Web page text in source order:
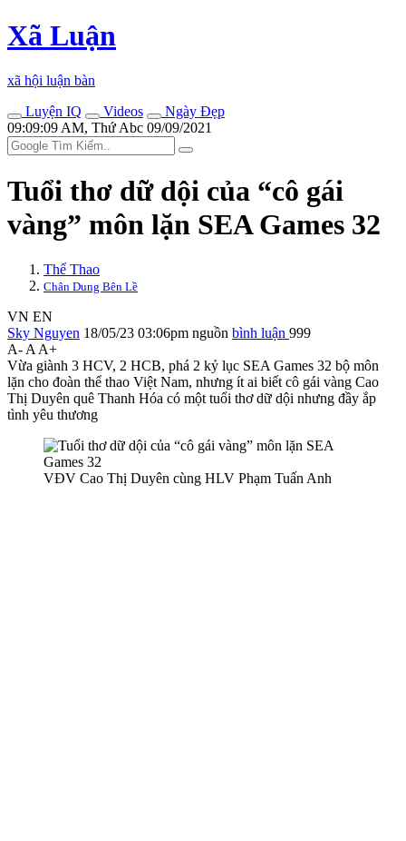
Xã Luận
xã hội luận bàn
Luyện IQ
Videos
Ngày Đẹp
09:09:09 AM, Thứ Abc 09/09/2021
Tuổi thơ dữ dội của “cô gái
vàng” môn lặn SEA Games 32
Thể Thao
Chân Dung Bên Lề
VN EN
Sky Nguyen 18/05/23 03:06pm nguồn bình luận 999
A- A A+
Vừa giành 3 HCV, 2 HCB, phá 2 kỷ lục SEA Games 32 bộ môn
lặn cho đoàn thể thao Việt Nam, nhưng ít ai biết cô gái vàng Cao
Thị Duyên quê Thanh Hóa có một tuổi thơ dữ dội nhưng đầy ắp
tình yêu thương
VĐV Cao Thị Duyên cùng HLV Phạm Tuấn Anh